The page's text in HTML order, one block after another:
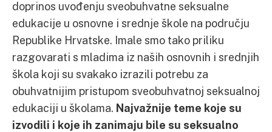
doprinos uvođenju sveobuhvatne seksualne
edukacije u osnovne i srednje škole na području
Republike Hrvatske. Imale smo tako priliku
razgovarati s mladima iz naših osnovnih i srednjih
škola koji su svakako izrazili potrebu za
obuhvatnijim pristupom sveobuhvatnoj seksualnoj
edukaciji u školama. Najvažnije teme koje su
izvodili i koje ih zanimaju bile su seksualno